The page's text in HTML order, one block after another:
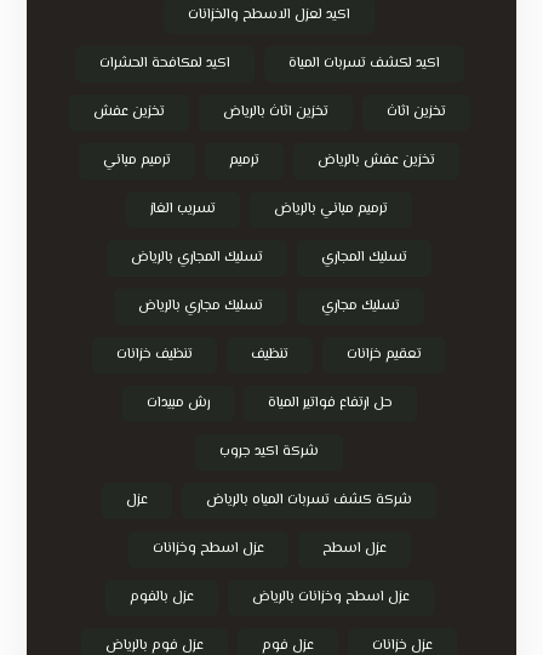
اكيد لعزل الاسطح والخزانات
اكيد لكشف تسربات المياة اكيد لمكافحة الحشرات
تخزين اثاث تخزين اثاث بالرياض تخزين عفش
تخزين عفش بالرياض ترميم ترميم مباني
ترميم مباني بالرياض تسريب الغاز
تسليك المجاري تسليك المجاري بالرياض
تسليك مجاري تسليك مجاري بالرياض
تعقيم خزانات تنظيف تنظيف خزانات
حل ارتفاع فواتير المياة رش مبيدات
شركة اكيد جروب
شركة كشف تسربات المياه بالرياض عزل
عزل اسطح عزل اسطح وخزانات
عزل اسطح وخزانات بالرياض عزل بالفوم
عزل خزانات عزل فوم عزل فوم بالرياض